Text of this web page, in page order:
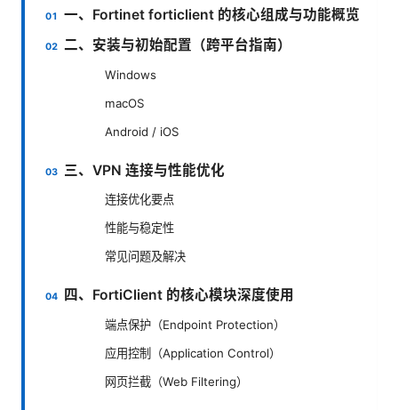
一、Fortinet forticlient 的核心组成与功能概览
二、安装与初始配置（跨平台指南）
Windows
macOS
Android / iOS
三、VPN 连接与性能优化
连接优化要点
性能与稳定性
常见问题及解决
四、FortiClient 的核心模块深度使用
端点保护（Endpoint Protection）
应用控制（Application Control）
网页拦截（Web Filtering）